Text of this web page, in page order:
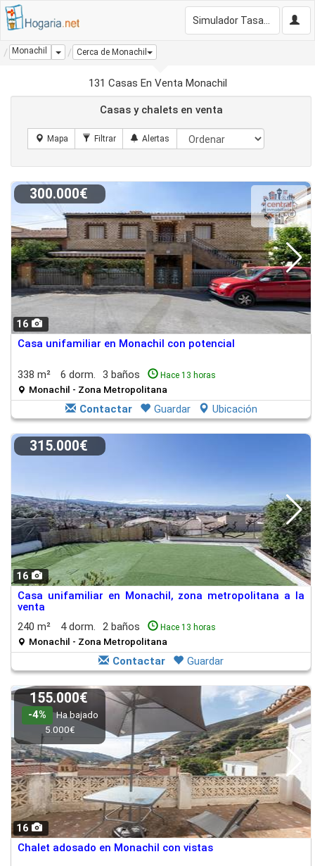
Monachil Dropdown
Cerca de Monachil
131 Casas En Venta Monachil
Casas y chalets en venta
16
300.000€
Casa unifamiliar en Monachil con potencial
338 m² 6 dorm. 3 baños Hace 13 horas
Monachil - Zona Metropolitana
Contactar Guardar Ubicación
16
315.000€
Casa unifamiliar en Monachil, zona metropolitana a la
venta
240 m²
4 dorm. 2 baños Hace 13 horas
Monachil - Zona Metropolitana
Contactar Guardar
16
155.000€
-4%
Ha bajado
5.000€
Chalet adosado en Monachil con vistas